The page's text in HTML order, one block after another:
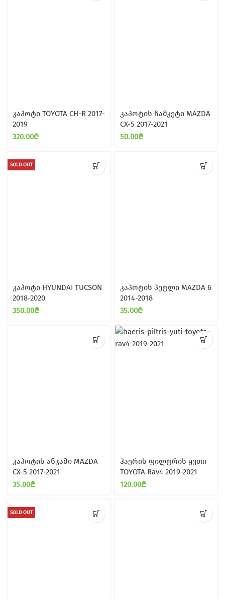
კაპოტი TOYOTA CH-R 2017-
2019
320.00₾
კაპოტის ჩამკეტი MAZDA
CX-5 2017-2021
50.00₾
SOLD OUT
კაპოტი HYUNDAI TUCSON
2018-2020
350.00₾
კაპოტის პეტლი MAZDA 6
2014-2018
35.00₾
კაპოტის ანჯამი MAZDA
CX-5 2017-2021
35.00₾
ჰაერის ფილტრის ყუთი
TOYOTA Rav4 2019-2021
120.00₾
SOLD OUT